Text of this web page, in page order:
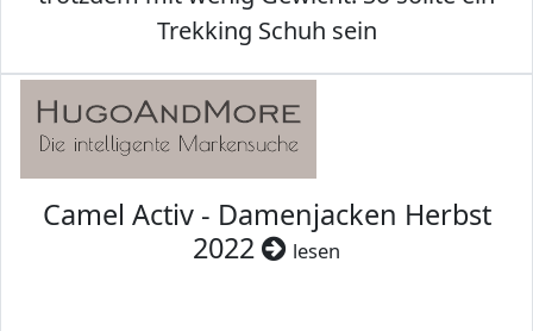
Trekking Schuh sein
Camel Activ - Damenjacken Herbst
2022
lesen